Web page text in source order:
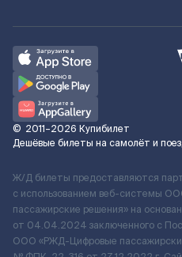
© 2011–2026 Купибилет
Дешёвые билеты на самолёт и
Ж/Д билеты предоставляются
с использованием веб-системы
пассажирские решения» на
от 04.04.2024 заключенного с
ООО «РЖД-Цифровые